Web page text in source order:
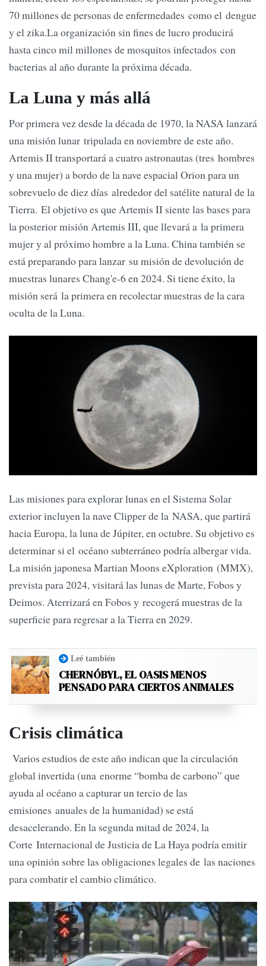
70 millones de personas de enfermedades como el dengue
y el zika.La organización sin fines de lucro producirá
hasta cinco mil millones de mosquitos infectados con
bacterias al año durante la próxima década.
La Luna y más allá
Por primera vez desde la década de 1970, la NASA lanzará
una misión lunar tripulada en noviembre de este año.
Artemis II transportará a cuatro astronautas (tres hombres
y una mujer) a bordo de la nave espacial Orion para un
sobrevuelo de diez días alrededor del satélite natural de la
Tierra. El objetivo es que Artemis II siente las bases para
la posterior misión Artemis III, que llevará a la primera
mujer y al próximo hombre a la Luna. China también se
está preparando para lanzar su misión de devolución de
muestras lunares Chang'e-6 en 2024. Si tiene éxito, la
misión será la primera en recolectar muestras de la cara
oculta de la Luna.
Las misiones para explorar lunas en el Sistema Solar
exterior incluyen la nave Clipper de la NASA, que partirá
hacia Europa, la luna de Júpiter, en octubre. Su objetivo es
determinar si el océano subterráneo podría albergar vida.
La misión japonesa Martian Moons eXploration (MMX),
prevista para 2024, visitará las lunas de Marte, Fobos y
Deimos. Aterrizará en Fobos y recogerá muestras de la
superficie para regresar a la Tierra en 2029.
Leé también
CHERNÓBYL, EL OASIS MENOS
PENSADO PARA CIERTOS ANIMALES
Crisis climática
Varios estudios de este año indican que la circulación
global invertida (una enorme “bomba de carbono” que
ayuda al océano a capturar un tercio de las
emisiones anuales de la humanidad) se está
desacelerando. En la segunda mitad de 2024, la
Corte Internacional de Justicia de La Haya podría emitir
una opinión sobre las obligaciones legales de las naciones
para combatir el cambio climático.